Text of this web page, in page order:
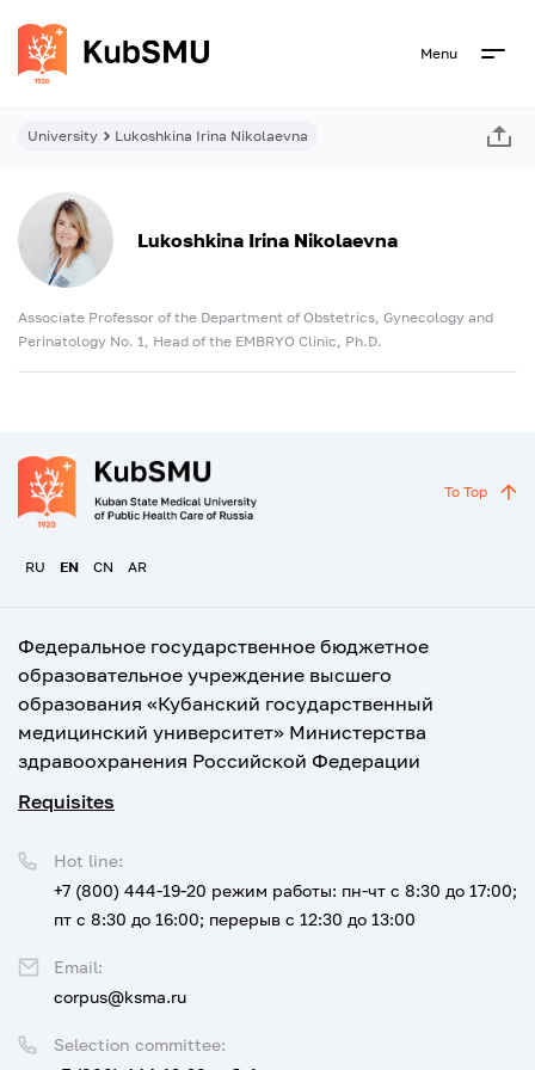
Menu
University Lukoshkina Irina Nikolaevna
Lukoshkina Irina Nikolaevna
Associate Professor of the Department of Obstetrics, Gynecology and
Perinatology No. 1, Head of the EMBRYO Clinic, Ph.D.
RU EN CN AR
To Top
Федеральное государственное бюджетное
образовательное учреждение высшего
образования «Кубанский государственный
медицинский университет» Министерства
здравоохранения Российской Федерации
Requisites
Selection committee:
Hot line:
+7 (800) 444-19-20 режим работы: пн-чт с 8:30 до 17:00;
пт с 8:30 до 16:00; перерыв с 12:30 до 13:00
Email:
corpus@ksma.ru